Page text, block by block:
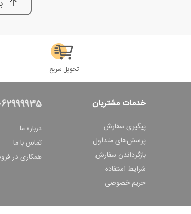
تحویل سریع
خدمات مشتریان
پیگیری سفارش
پرسش‌های متداول
بازگرداندن سفارش
شرایط استفاده
حریم خصوصی
62999935
درباره ما
تماس با ما
همکاری در